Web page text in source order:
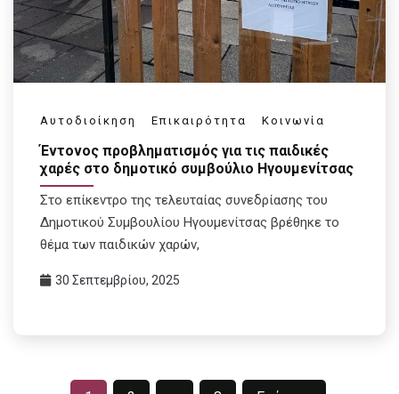
Αυτοδιοίκηση Επικαιρότητα Κοινωνία
Έντονος προβληματισμός για τις παιδικές
χαρές στο δημοτικό συμβούλιο Ηγουμενίτσας
Στο επίκεντρο της τελευταίας συνεδρίασης του
Δημοτικού Συμβουλίου Ηγουμενίτσας βρέθηκε το
θέμα των παιδικών χαρών,
30 Σεπτεμβρίου, 2025